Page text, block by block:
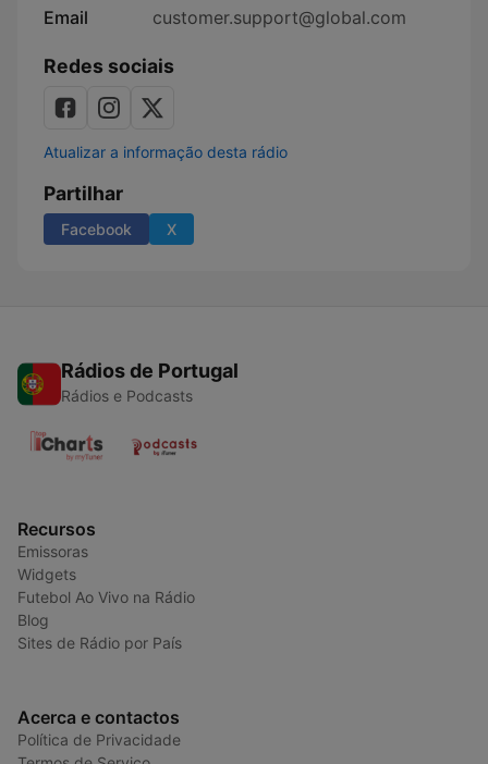
Email
customer.support@global.com
Redes sociais
Atualizar a informação desta rádio
Partilhar
Facebook X
Rádios de Portugal
Rádios e Podcasts
Recursos
Emissoras
Widgets
Futebol Ao Vivo na Rádio
Blog
Sites de Rádio por País
Acerca e contactos
Política de Privacidade